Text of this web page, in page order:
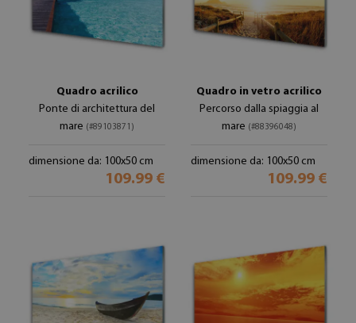
Quadro acrilico
Ponte di architettura del
mare (#89103871)
dimensione da: 100x50 cm
109.99 €
Quadro in vetro acrilico
Percorso dalla spiaggia al
mare (#88396048)
dimensione da: 100x50 cm
109.99 €